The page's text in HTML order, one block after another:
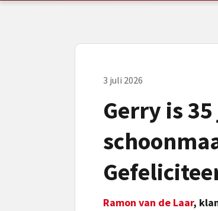
3 juli 2026
Gerry is
Ramon van de Laar,